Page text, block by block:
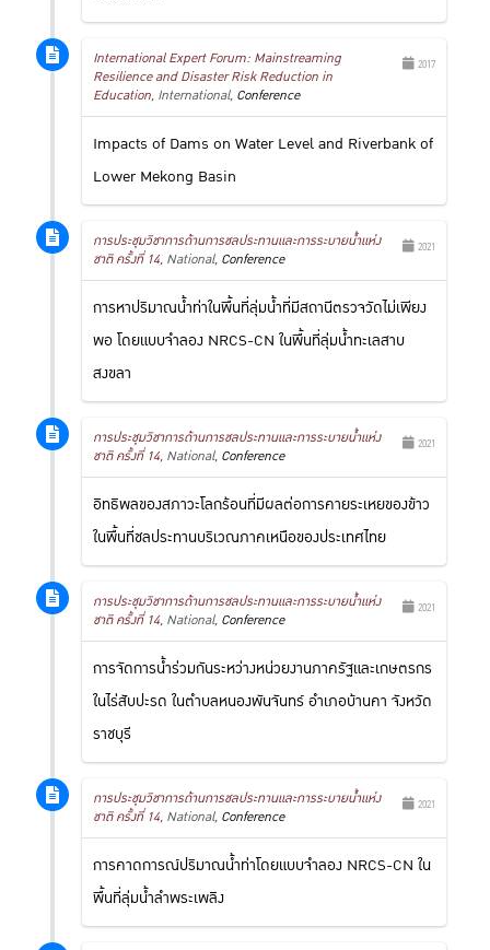
2017
International Expert Forum: Mainstreaming
Resilience and Disaster Risk Reduction in
Education, International, Conference
Impacts of Dams on Water Level and Riverbank of
Lower Mekong Basin
2021
การประชุมวิชาการด้านการชลประทานและการระบายน้ำแห่ง
ชาติ ครั้งที่ 14, National, Conference
การหาปริมาณน้ำท่าในพื้นที่ลุ่มน้ำที่มีสถานีตรวจวัดไม่เพียง
พอ โดยแบบจำลอง NRCS-CN ในพื้นที่ลุ่มน้ำทะเลสาบ
สงขลา
2021
การประชุมวิชาการด้านการชลประทานและการระบายน้ำแห่ง
ชาติ ครั้งที่ 14, National, Conference
อิทธิพลของสภาวะโลกร้อนที่มีผลต่อการคายระเหยของข้าว
ในพื้นที่ชลประทานบริเวณภาคเหนือของประเทศไทย
2021
การประชุมวิชาการด้านการชลประทานและการระบายน้ำแห่ง
ชาติ ครั้งที่ 14, National, Conference
การจัดการน้ำร่วมกันระหว่างหน่วยงานภาครัฐและเกษตรกร
ในไร่สับปะรด ในตำบลหนองพันจันทร์ อำเภอบ้านคา จังหวัด
ราชบุรี
2021
การประชุมวิชาการด้านการชลประทานและการระบายน้ำแห่ง
ชาติ ครั้งที่ 14, National, Conference
การคาดการณ์ปริมาณน้ำท่าโดยแบบจำลอง NRCS-CN ใน
พื้นที่ลุ่มน้ำลำพระเพลิง